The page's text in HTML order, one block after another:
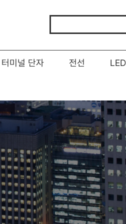
터미널 단자 전선